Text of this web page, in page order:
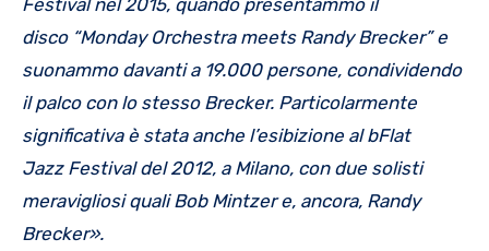
disco “Monday Orchestra meets Randy Brecker”e
suonammo davanti a 19.000 persone, condividendo
il palco con lo stesso Brecker. Particolarmente
significativa è stata anche l’esibizione al bFlat
Jazz Festival del 2012, a Milano, con due solisti
meravigliosi quali Bob Mintzer e, ancora, Randy
Brecker».